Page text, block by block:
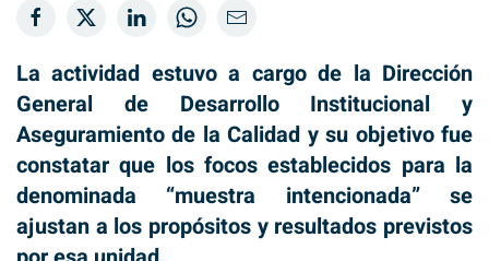
La actividad estuvo a cargo de la Dirección
General de Desarrollo Institucional y
Aseguramiento de la Calidad y su objetivo fue
constatar que los focos establecidos para la
denominada “muestra intencionada” se
ajustan a los propósitos y resultados previstos